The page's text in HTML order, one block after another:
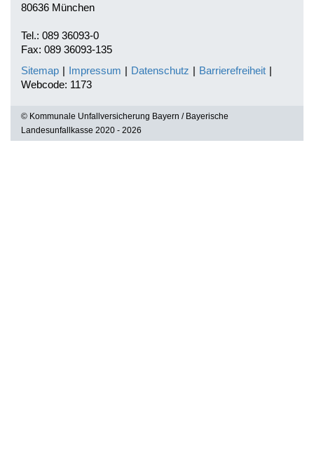
80636 München
Tel.: 089 36093-0
Fax: 089 36093-135
Sitemap | Impressum | Datenschutz | Barrierefreiheit |
Webcode: 1173
© Kommunale Unfallversicherung Bayern / Bayerische
Landesunfallkasse 2020 - 2026